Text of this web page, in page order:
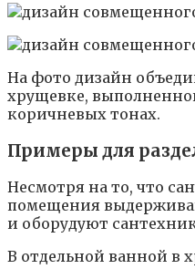
На фото дизайн
хрущевке,
коричневых тонах.
Примеры для
Несмотря на то, что
помещения
и оборудуют
В отдельной ванной в